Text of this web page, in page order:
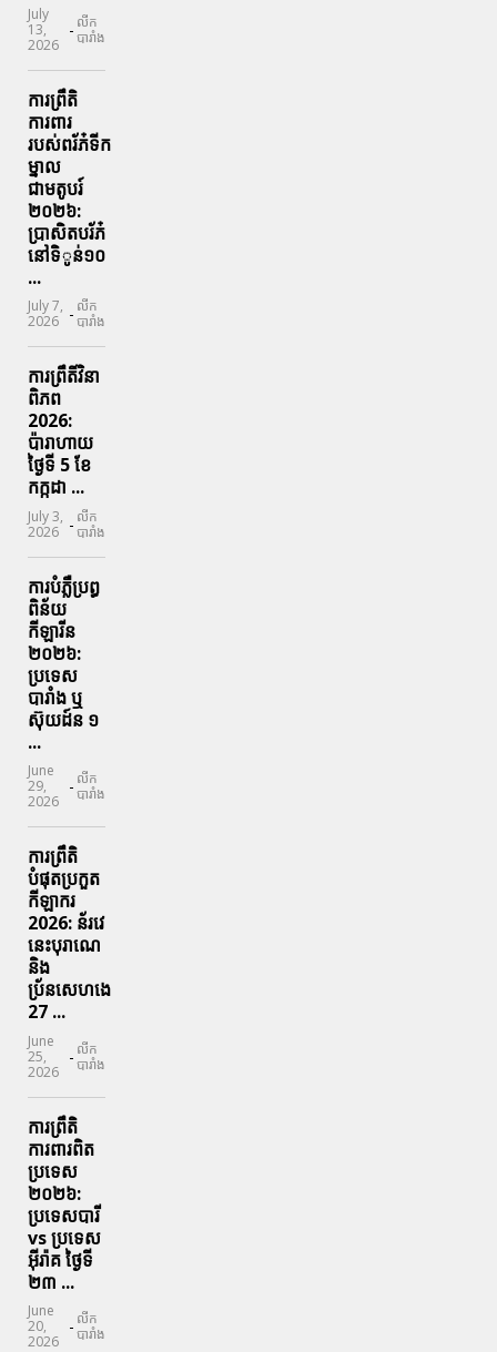
July
13,
2026
- លីក
បារាំង
ការព្រឹតិ
ការពារ
របស់ពរ័ភ៎ទីក
ម្នាល
ជាមតូបរ៍
២០២៦:
ប្រាសិតបរ័ភ៎
នៅទិូន់១០
...
July 7,
2026 - លីក
បារាំង
ការព្រឹតិ៍វិនា
ពិភព
2026:
ប៉ារាហាយ
ថ្ងៃទី 5 ខែ
កក្កដា ...
July 3,
2026 - លីក
បារាំង
ការបំភ្លឺប្រព្ធ​
ពិន័យ​
កីឡារីន​
២០២៦:
ប្រទេស​
បារាំង​ ឬ​
ស៊ុយដ៍ន​ ១
...
June
29,
2026
- លីក
បារាំង
ការព្រឹតិ
បំផុតប្រកួត
កីឡាករ
2026: ន័រវេ
នេះបុរាណេ
និង
ប្រ័នសេហងេ
27 ...
June
25,
2026
- លីក
បារាំង
ការព្រឹតិ
ការពារ​ពិត
ប្រទេស
២០២៦:
ប្រទេសបារី
vs ប្រទេស
អ៊ីរ៉ាគ ថ្ងៃទី​
២៣ ...
June
20,
2026
- លីក
បារាំង